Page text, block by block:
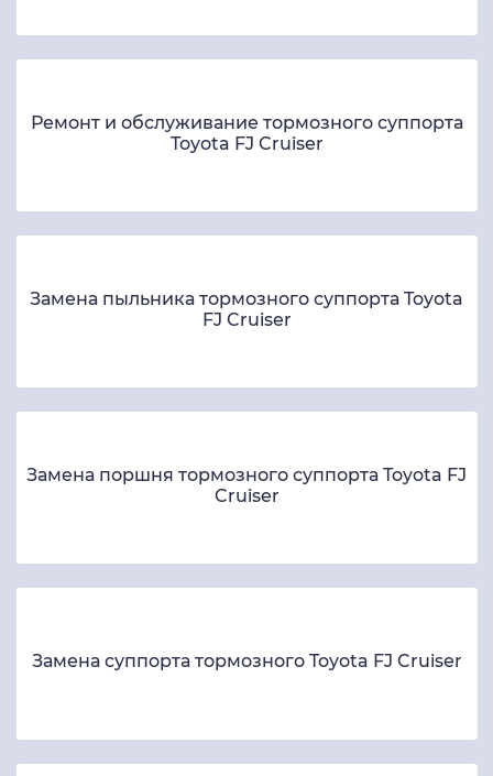
Ремонт и обслуживание тормозного суппорта
Toyota FJ Cruiser
Замена пыльника тормозного суппорта Toyota
FJ Cruiser
Замена поршня тормозного суппорта Toyota FJ
Cruiser
Замена суппорта тормозного Toyota FJ Cruiser